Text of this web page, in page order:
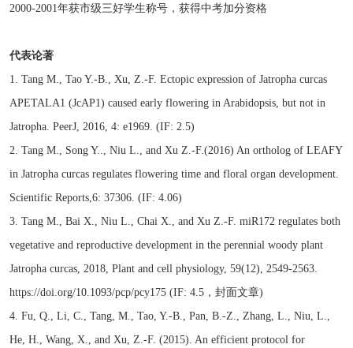
2000-2001年获市级三好学生称号，获得中考加分资格
代表论著
1. Tang M., Tao Y.-B., Xu, Z.-F. Ectopic expression of Jatropha curcas
APETALA1 (JcAP1) caused early flowering in Arabidopsis, but not in
Jatropha. PeerJ, 2016, 4: e1969. (IF: 2.5)
2. Tang M., Song Y.., Niu L., and Xu Z.-F.(2016) An ortholog of LEAFY
in Jatropha curcas regulates flowering time and floral organ development.
Scientific Reports,6: 37306. (IF: 4.06)
3. Tang M., Bai X., Niu L., Chai X., and Xu Z.-F. miR172 regulates both
vegetative and reproductive development in the perennial woody plant
Jatropha curcas, 2018, Plant and cell physiology, 59(12), 2549-2563.
https://doi.org/10.1093/pcp/pcy175 (IF: 4.5，封面文章)
4. Fu, Q., Li, C., Tang, M., Tao, Y.-B., Pan, B.-Z., Zhang, L., Niu, L.,
He, H., Wang, X., and Xu, Z.-F. (2015). An efficient protocol for